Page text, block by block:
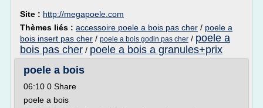
Site : http://megapoele.com
Thèmes liés : accessoire poele a bois pas cher / poele a
bois insert pas cher / poele a bois godin pas cher / poele a
bois pas cher / poele a bois a granules+prix
poele a bois
06:10 0 Share
poele a bois